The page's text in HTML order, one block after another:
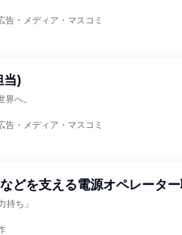
告・メディア・マスコミ
当)
界へ。
告・メディア・マスコミ
どを支える電源オペレータ
持ち」